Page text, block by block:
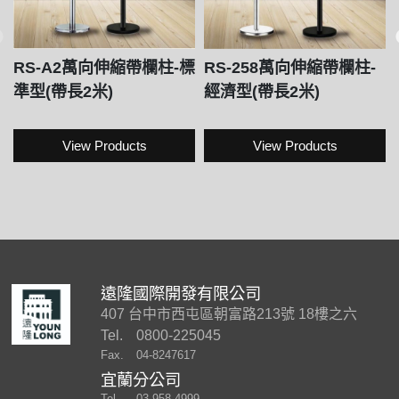
RS-A2萬向伸縮帶欄柱-標
準型(帶長2米)
View Products
RS-258萬向伸縮帶欄柱-
經濟型(帶長2米)
View Products
遠隆國際開發有限公司
407 台中市西屯區朝富路213號 18樓之六
Tel.
0800-225045
Fax. 04-8247617
宜蘭分公司